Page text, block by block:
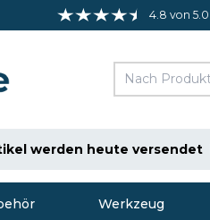
4.8 von 5.0
werden heute versendet
Werkzeug